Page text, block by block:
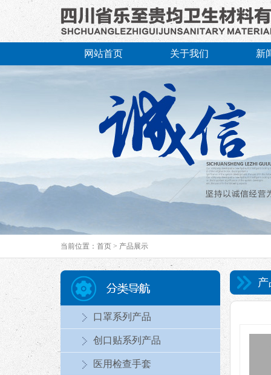
网站首页 关于我们 新
当前位置： 首页 > 产品展示
口罩系列产品
创口贴系列产品
医用检查手套